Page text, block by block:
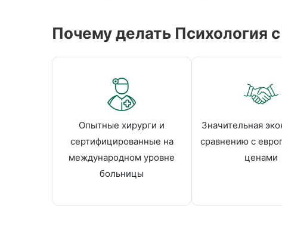
Почему делать Психология
Опытные хирурги и
сертифицированные на
международном уровне
больницы
Значительная
сравнению с
ценами